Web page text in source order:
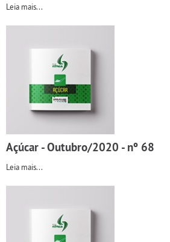
Leia mais...
Açúcar - Outubro/2020 - nº 68
Leia mais...